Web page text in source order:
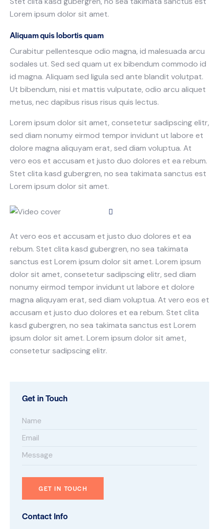
Lorem ipsum dolor sit amet.
Aliquam quis lobortis quam
Curabitur pellentesque odio magna, id malesuada arcu
sodales ut. Sed sed quam ut ex bibendum commodo id
id magna. Aliquam sed ligula sed ante blandit volutpat.
Ut bibendum, nisi et mattis vulputate, odio arcu aliquet
metus, nec dapibus risus risus quis lectus.
Lorem ipsum dolor sit amet, consetetur sadipscing elitr,
sed diam nonumy eirmod tempor invidunt ut labore et
dolore magna aliquyam erat, sed diam voluptua. At
vero eos et accusam et justo duo dolores et ea rebum.
Stet clita kasd gubergren, no sea takimata sanctus est
Lorem ipsum dolor sit amet.
At vero eos et accusam et justo duo dolores et ea
rebum. Stet clita kasd gubergren, no sea takimata
sanctus est Lorem ipsum dolor sit amet. Lorem ipsum
dolor sit amet, consetetur sadipscing elitr, sed diam
nonumy eirmod tempor invidunt ut labore et dolore
magna aliquyam erat, sed diam voluptua. At vero eos et
accusam et justo duo dolores et ea rebum. Stet clita
kasd gubergren, no sea takimata sanctus est Lorem
ipsum dolor sit amet. Lorem ipsum dolor sit amet,
consetetur sadipscing elitr.
Get in Touch
Contact Info